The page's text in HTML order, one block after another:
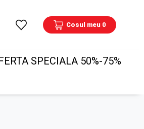
Cosul meu 0
SPECIALA 50%-75%